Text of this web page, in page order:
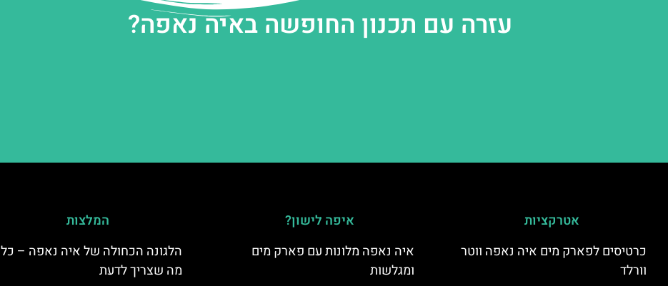
עזרה עם תכנון החופשה באיה נאפה?
אטרקציות
כרטיסים לפארק מים איה נאפה ווטר
וורלד
איפה לישון?
איה נאפה מלונות עם פארק מים
ומגלשות
המלצות
הלגונה הכחולה של איה נאפה – כל
מה שצריך לדעת